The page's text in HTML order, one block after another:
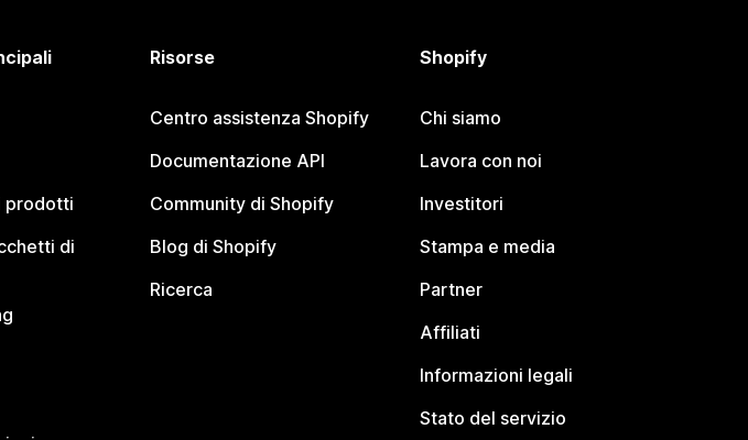
prodotti
di
Risorse
Centro assistenza Shopify
Documentazione API
Community di Shopify
Blog di Shopify
Ricerca
Shopify
Chi siamo
Lavora con noi
Investitori
Stampa e media
Partner
Affiliati
Informazioni legali
Stato del servizio